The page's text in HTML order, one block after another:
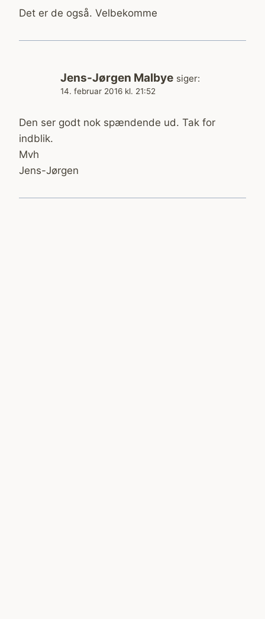
Det er de også. Velbekomme
Jens-Jørgen Malbye siger:
14. februar 2016 kl. 21:52
Den ser godt nok spændende ud. Tak for
indblik.
Mvh
Jens-Jørgen